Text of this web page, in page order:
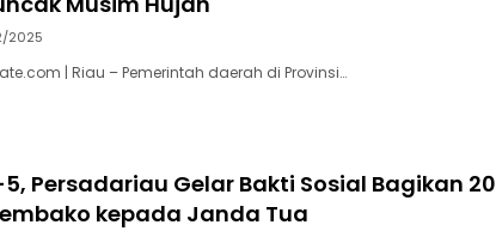
2025
| Riau – Pemerintah daerah di Provinsi…
5, Persadariau Gelar Bakti Sosial Bagikan 20
kepada Janda Tua